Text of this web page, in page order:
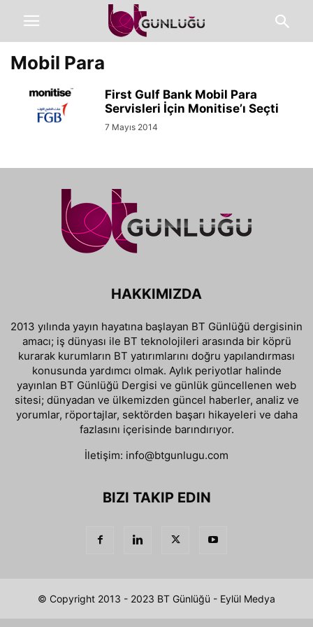
Mobil Para
First Gulf Bank Mobil Para
Servisleri İçin Monitise’ı Seçti
7 Mayıs 2014
HAKKIMIZDA
2013 yılında yayın hayatına başlayan BT Günlüğü dergisinin
amacı; iş dünyası ile BT teknolojileri arasında bir köprü
kurarak kurumların BT yatırımlarını doğru yapılandırması
konusunda yardımcı olmak. Aylık periyotlar halinde
yayınlan BT Günlüğü Dergisi ve günlük güncellenen web
sitesi; dünyadan ve ülkemizden güncel haberler, analiz ve
yorumlar, röportajlar, sektörden başarı hikayeleri ve daha
fazlasını içerisinde barındırıyor.
İletişim: info@btgunlugu.com
BIZI TAKIP EDIN
© Copyright 2013 - 2023 BT Günlüğü - Eylül Medya